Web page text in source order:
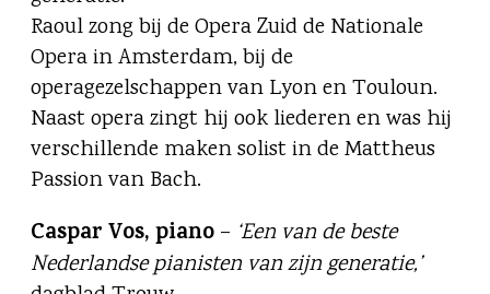
Raoul zong bij de Opera Zuid de Nationale
Opera in Amsterdam, bij de
operagezelschappen van Lyon en Touloun.
Naast opera zingt hij ook liederen en was hij
verschillende maken solist in de Mattheus
Passion van Bach.
Caspar Vos, piano – ‘Een van de beste
Nederlandse pianisten van zijn generatie,’